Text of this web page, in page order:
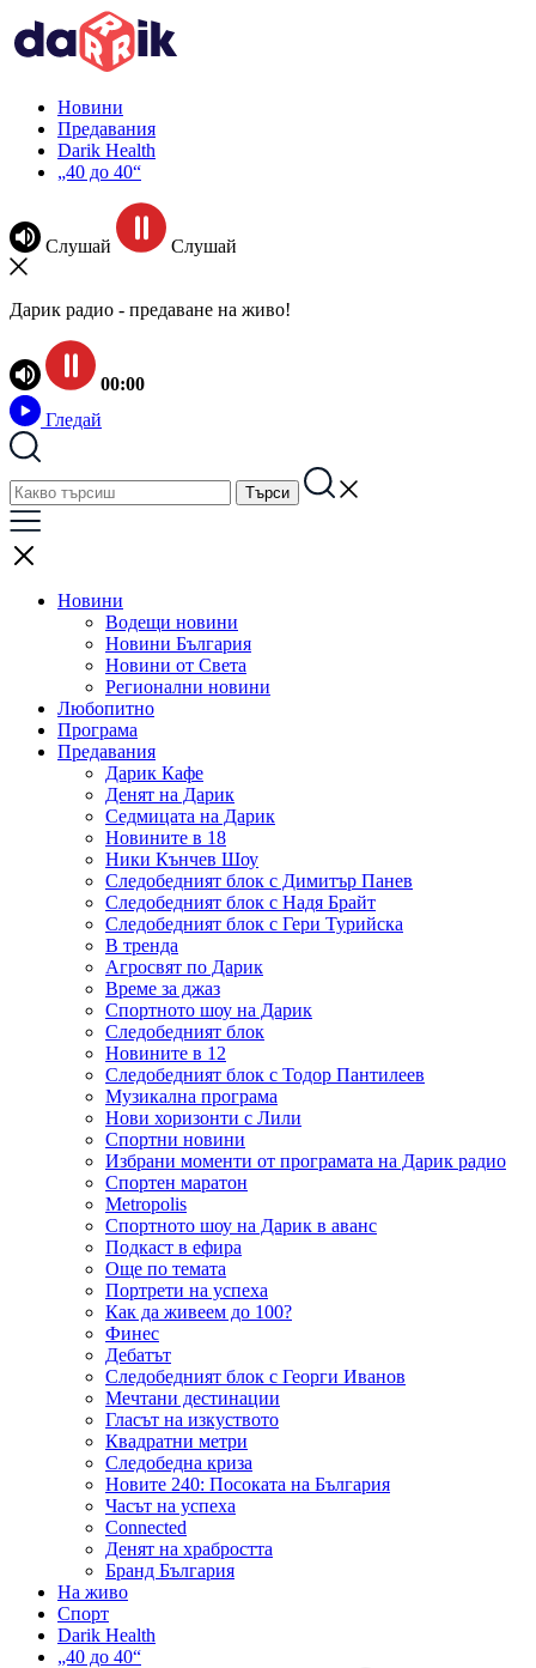
Новини
Предавания
Darik Health
„40 до 40“
Слушай Слушай
Дарик радио - предаване на живо!
00:00
Гледай
Новини
Водещи новини
Новини България
Новини от Света
Регионални новини
Любопитно
Програма
Предавания
Дарик Кафе
Денят на Дарик
Седмицата на Дарик
Новините в 18
Ники Кънчев Шоу
Следобедният блок с Димитър Панев
Следобедният блок с Надя Брайт
Следобедният блок с Гери Турийска
В тренда
Агросвят по Дарик
Време за джаз
Спортното шоу на Дарик
Следобедният блок
Новините в 12
Следобедният блок с Тодор Пантилеев
Музикална програма
Нови хоризонти с Лили
Спортни новини
Избрани моменти от програмата на Дарик радио
Спортен маратон
Metropolis
Спортното шоу на Дарик в аванс
Подкаст в ефира
Още по темата
Портрети на успеха
Как да живеем до 100?
Финес
Дебатът
Следобедният блок с Георги Иванов
Мечтани дестинации
Гласът на изкуството
Квадратни метри
Следобедна криза
Новите 240: Посоката на България
Часът на успеха
Connected
Денят на храбростта
Бранд България
На живо
Спорт
Darik Health
„40 до 40“